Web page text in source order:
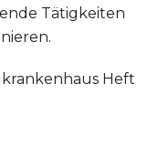
Tätigkeiten
Heft